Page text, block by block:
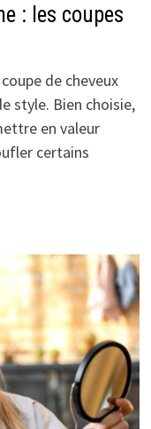
: les coupes
de cheveux
style. Bien choisie,
en valeur
certains